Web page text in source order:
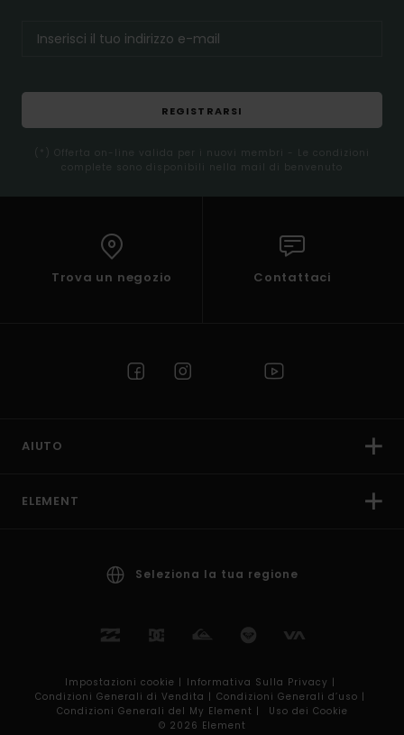
REGISTRARSI
(*) Offerta on-line valida per i nuovi membri - Le condizioni
complete sono disponibili nella mail di benvenuto
Trova un negozio Contattaci
AIUTO
ELEMENT
Seleziona la tua regione
Impostazioni cookie | Informativa Sulla Privacy |
Condizioni Generali di Vendita | Condizioni Generali d’uso |
Condizioni Generali del My Element |
Uso dei Cookie
© 2026 Element